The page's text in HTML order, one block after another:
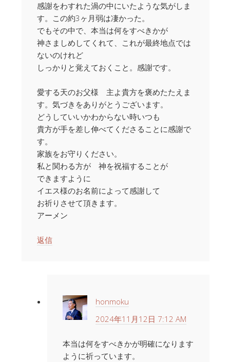
感謝をわすれた渦の中にいたような気がしま
す。この約3ヶ月弱は凄かった。
でもその中で、本当は何をすべきかが
神さましめしてくれて、これが最終地点では
ないのけれど
しっかりと覚えておくこと。感謝です。
愛する天のお父様 主よ貴方を褒めたたえま
す。気づきをありがとうございます。
どうしていいかわからない時いつも
貴方が手を差し伸べてくださることに感謝で
す。
家族をお守りください。
私と関わる方が 神を祝福することが
できますように
イエス様のお名前によって感謝して
お祈りさせて頂きます。
アーメン
返信
honmoku
2024年11月12日 7:12 AM
本当は何をすべきかが明確になります
ように祈っています。